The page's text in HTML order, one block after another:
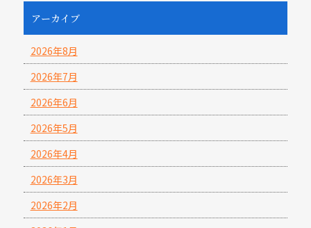
アーカイブ
2026年8月
2026年7月
2026年6月
2026年5月
2026年4月
2026年3月
2026年2月